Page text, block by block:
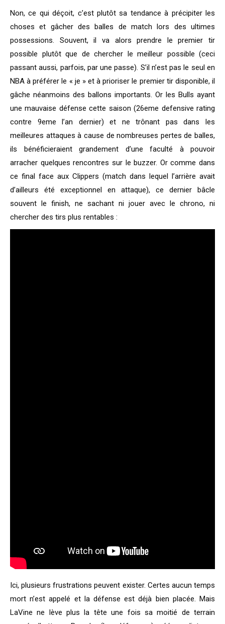
Non, ce qui déçoit, c’est plutôt sa tendance à précipiter les
choses et gâcher des balles de match lors des ultimes
possessions. Souvent, il va alors prendre le premier tir
possible plutôt que de chercher le meilleur possible (ceci
passant aussi, parfois, par une passe). S’il n’est pas le seul en
NBA à préférer le « je » et à prioriser le premier tir disponible, il
gâche néanmoins des ballons importants. Or les Bulls ayant
une mauvaise défense cette saison (26eme defensive rating
contre 9eme l’an dernier) et ne trônant pas dans les
meilleures attaques à cause de nombreuses pertes de balles,
ils bénéficieraient grandement d’une faculté à pouvoir
arracher quelques rencontres sur le buzzer. Or comme dans
ce final face aux Clippers (match dans lequel l’arrière avait
d’ailleurs été exceptionnel en attaque), ce dernier bâcle
souvent le finish, ne sachant ni jouer avec le chrono, ni
chercher des tirs plus rentables :
Ici, plusieurs frustrations peuvent exister. Certes aucun temps
mort n’est appelé et la défense est déjà bien placée. Mais
LaVine ne lève plus la tête une fois sa moitié de terrain